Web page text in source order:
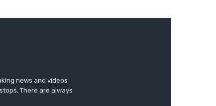
news and videos
There are always